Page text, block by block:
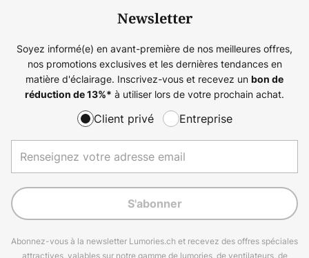
Newsletter
Soyez informé(e) en avant-première de nos meilleures offres,
nos promotions exclusives et les dernières tendances en
matière d'éclairage. Inscrivez-vous et recevez un bon de
réduction de13%* à utiliser lors de votre prochain achat.
Client privé Entreprise
S'abonner
Abonnez-vous à la newsletter Lumories.ch et recevez des offres spéciales
attractives, valables sur notre gamme de lumories, de ventilateurs, de